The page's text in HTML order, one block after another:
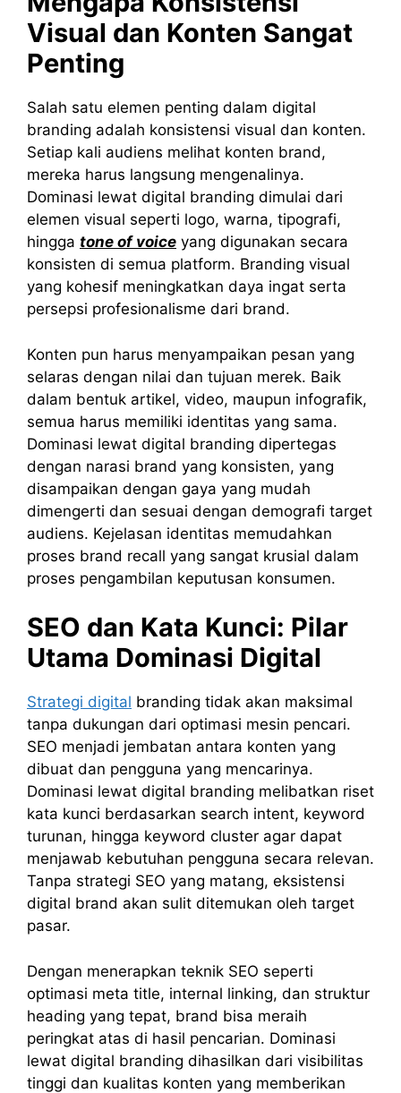
Visual dan Konten Sangat
Penting
Salah satu elemen penting dalam digital
branding adalah konsistensi visual dan konten.
Setiap kali audiens melihat konten brand,
mereka harus langsung mengenalinya.
Dominasi lewat digital branding dimulai dari
elemen visual seperti logo, warna, tipografi,
hingga tone of voice yang digunakan secara
konsisten di semua platform. Branding visual
yang kohesif meningkatkan daya ingat serta
persepsi profesionalisme dari brand.
Konten pun harus menyampaikan pesan yang
selaras dengan nilai dan tujuan merek. Baik
dalam bentuk artikel, video, maupun infografik,
semua harus memiliki identitas yang sama.
Dominasi lewat digital branding dipertegas
dengan narasi brand yang konsisten, yang
disampaikan dengan gaya yang mudah
dimengerti dan sesuai dengan demografi target
audiens. Kejelasan identitas memudahkan
proses brand recall yang sangat krusial dalam
proses pengambilan keputusan konsumen.
SEO dan Kata Kunci: Pilar
Utama Dominasi Digital
Strategi digital branding tidak akan maksimal
tanpa dukungan dari optimasi mesin pencari.
SEO menjadi jembatan antara konten yang
dibuat dan pengguna yang mencarinya.
Dominasi lewat digital branding melibatkan riset
kata kunci berdasarkan search intent, keyword
turunan, hingga keyword cluster agar dapat
menjawab kebutuhan pengguna secara relevan.
Tanpa strategi SEO yang matang, eksistensi
digital brand akan sulit ditemukan oleh target
pasar.
Dengan menerapkan teknik SEO seperti
optimasi meta title, internal linking, dan struktur
heading yang tepat, brand bisa meraih
peringkat atas di hasil pencarian. Dominasi
lewat digital branding dihasilkan dari visibilitas
tinggi dan kualitas konten yang memberikan